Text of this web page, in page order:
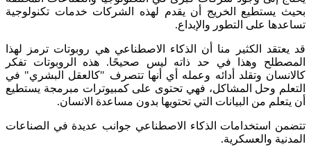
بحيث يستطيع الخريج أن يقدم لهذه الشركات خدمات تكنولوجية
تساعدها على التطور والإبداع.
قد يعتقد الكثير منا أن الذكاء الاصطناعي هي روبوتات ترمز لهذا
المصطلح وهذا في حد ذاته ليس صحيحًا. هذه الروبوتات تفكر
كالانسان وتقلد أدائه وعمله أي أنها تتصرف "كالعقل البشري" في
التعلم وحل المشاكل، فهي تحتوى على كمبيوترات مبرمجة يستطيع
أن يتعلم من البيانات التي تحتويها بدون مساعدة الانسان.
تتضمن استخدامات الذكاء الاصطناعي جوانب عديدة في الصناعات
المدنية والعسكرية.